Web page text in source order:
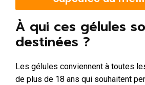
À qui ces gélules
destinées ?
Les gélules conviennent à toutes
de plus de 18 ans qui souhaitent